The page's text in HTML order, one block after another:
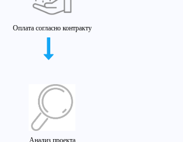
Оплата согласно контракту